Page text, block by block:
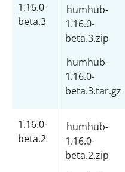
1.16.0-
beta.3
humhub-
1.16.0-
beta.3.zip
humhub-
1.16.0-
beta.3.tar.gz
1.16.0-
beta.2
humhub-
1.16.0-
beta.2.zip